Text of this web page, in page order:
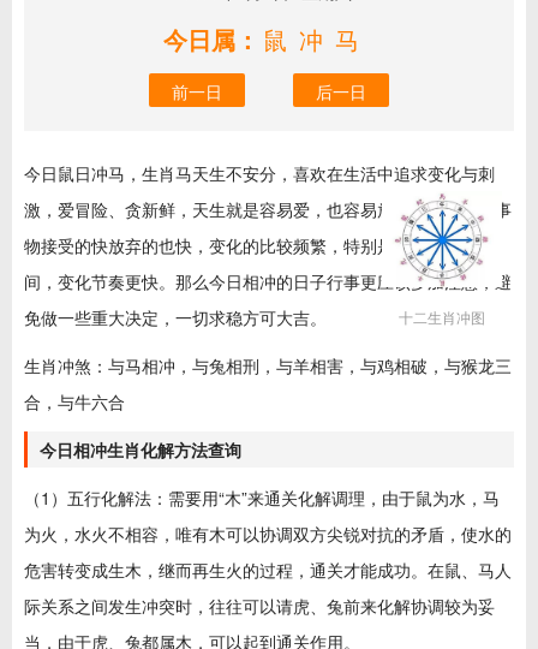
今日属： 鼠冲马
前一日 后一日
十二生肖冲图
今日鼠日冲马，生肖马天生不安分，喜欢在生活中追求变化与刺
激，爱冒险、贪新鲜，天生就是容易爱，也容易放弃的人，对新事
物接受的快放弃的也快，变化的比较频繁，特别是在不如意的时
间，变化节奏更快。那么今日相冲的日子行事更应该多加注意，避
免做一些重大决定，一切求稳方可大吉。
生肖冲煞：与马相冲，与兔相刑，与羊相害，与鸡相破，与猴龙三
合，与牛六合
今日相冲生肖化解方法查询
（1）五行化解法：需要用“木”来通关化解调理，由于鼠为水，马
为火，水火不相容，唯有木可以协调双方尖锐对抗的矛盾，使水的
危害转变成生木，继而再生火的过程，通关才能成功。在鼠、马人
际关系之间发生冲突时，往往可以请虎、兔前来化解协调较为妥
当，由于虎、兔都属木，可以起到通关作用。